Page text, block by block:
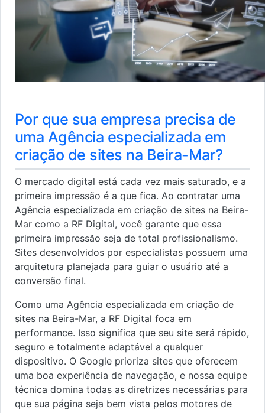
Por que sua empresa precisa de
uma Agência especializada em
criação de sites na Beira-Mar?
O mercado digital está cada vez mais saturado, e a
primeira impressão é a que fica. Ao contratar uma
Agência especializada em criação de sites na Beira-
Mar como a RF Digital, você garante que essa
primeira impressão seja de total profissionalismo.
Sites desenvolvidos por especialistas possuem uma
arquitetura planejada para guiar o usuário até a
conversão final.
Como uma Agência especializada em criação de
sites na Beira-Mar, a RF Digital foca em
performance. Isso significa que seu site será rápido,
seguro e totalmente adaptável a qualquer
dispositivo. O Google prioriza sites que oferecem
uma boa experiência de navegação, e nossa equipe
técnica domina todas as diretrizes necessárias para
que sua página seja bem vista pelos motores de